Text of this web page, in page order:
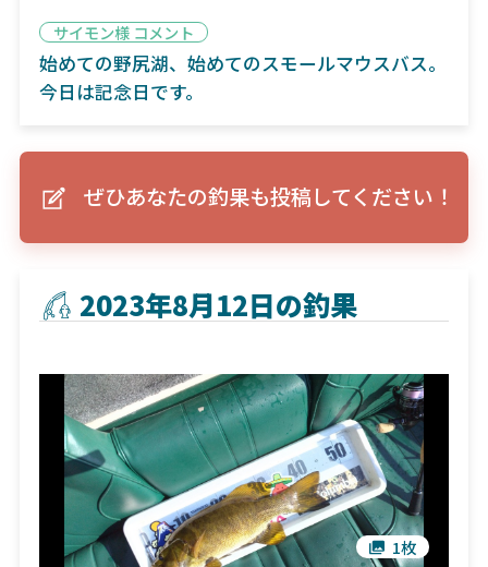
サイモン様 コメント
始めての野尻湖、始めてのスモールマウスバス。
今日は記念日です。
ぜひあなたの釣果も投稿してください！
2023年8月12日の釣果
1枚